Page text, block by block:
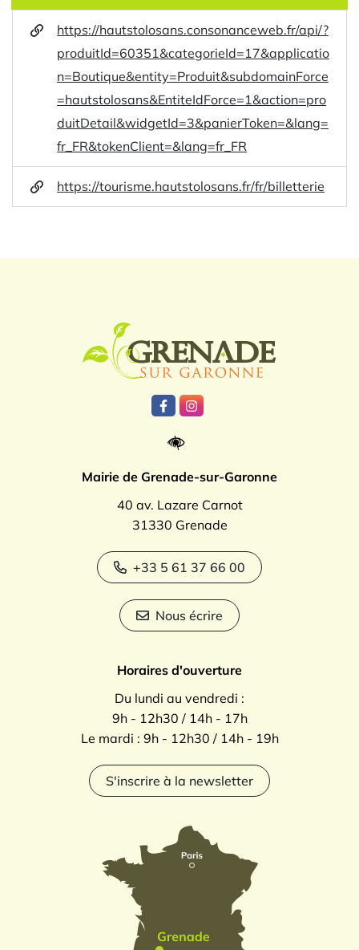
https://hautstolosans.consonanceweb.fr/api/?
produitId=60351&categorieId=17&applicatio
n=Boutique&entity=Produit&subdomainForce
=hautstolosans&EntiteIdForce=1&action=pro
duitDetail&widgetId=3&panierToken=&lang=
fr_FR&tokenClient=&lang=fr_FR
https://tourisme.hautstolosans.fr/fr/billetterie
Lien vers le compte Facebook
Lien vers le compte
Mairie de Grenade-sur-Garonne
40 av. Lazare Carnot
31330 Grenade
+33 5 61 37 66 00
Nous écrire
Horaires d'ouverture
Du lundi au vendredi :
9h - 12h30 / 14h - 17h
Le mardi : 9h - 12h30 / 14h - 19h
S'inscrire à la newsletter